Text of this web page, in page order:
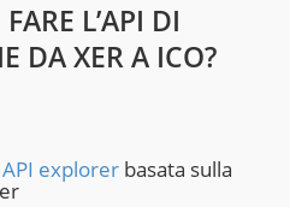
L’API DI
DA XER A ICO?
API explorer basata sulla